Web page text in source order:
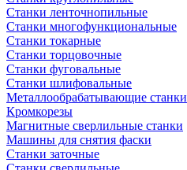
Станки ленточнопильные
Станки многофункциональные
Станки токарные
Станки торцовочные
Станки фуговальные
Станки шлифовальные
Металлообрабатывающие станки
Кромкорезы
Магнитные сверлильные станки
Машины для снятия фаски
Станки заточные